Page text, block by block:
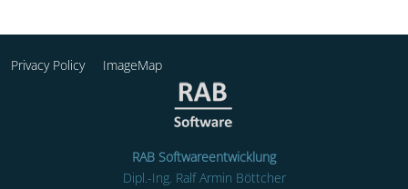
Privacy Policy ImageMap
RAB Softwareentwicklung
Dipl.-Ing. Ralf Armin Böttcher